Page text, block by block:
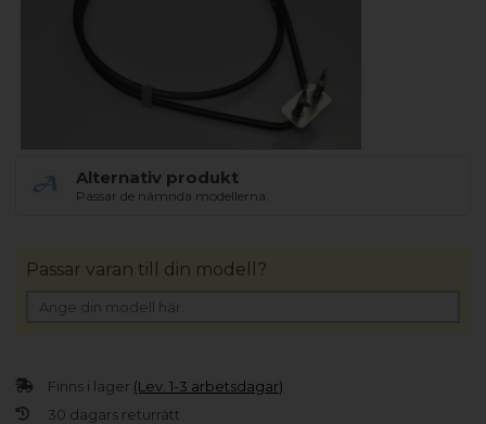
Alternativ produkt
Passar de nämnda modellerna.
Finns i lager (Lev. 1-3 arbetsdagar)
30 dagars returrätt
Passar varan till din modell?